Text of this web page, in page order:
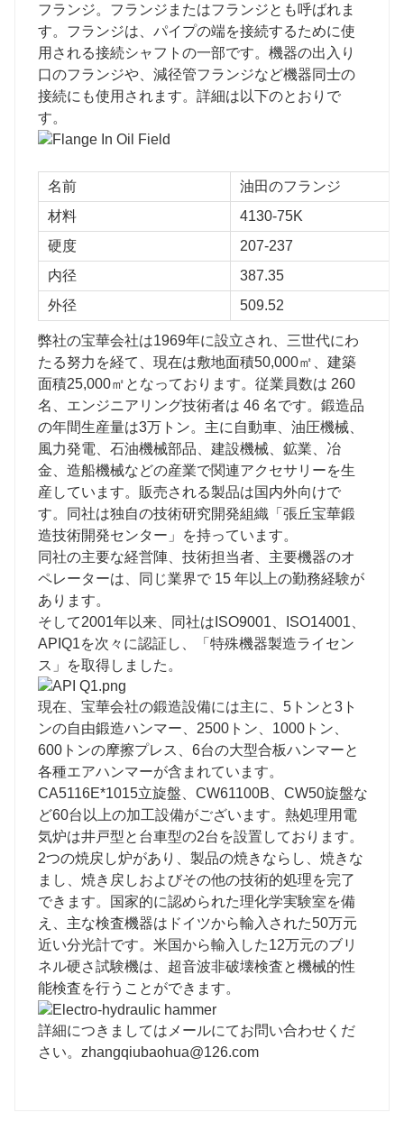
フランジ。フランジまたはフランジとも呼ばれま
す。フランジは、パイプの端を接続するために使
用される接続シャフトの一部です。機器の出入り
口のフランジや、減径管フランジなど機器同士の
接続にも使用されます。詳細は以下のとおりで
す。
名前
油田のフランジ
材料
4130-75K
硬度
207-237
内径
387.35
外径
509.52
弊社の宝華会社は1969年に設立され、三世代にわ
たる努力を経て、現在は敷地面積50,000㎡、建築
面積25,000㎡となっております。従業員数は 260
名、エンジニアリング技術者は 46 名です。鍛造品
の年間生産量は3万トン。主に自動車、油圧機械、
風力発電、石油機械部品、建設機械、鉱業、冶
金、造船機械などの産業で関連アクセサリーを生
産しています。販売される製品は国内外向けで
す。同社は独自の技術研究開発組織「張丘宝華鍛
造技術開発センター」を持っています。
同社の主要な経営陣、技術担当者、主要機器のオ
ペレーターは、同じ業界で 15 年以上の勤務経験が
あります。
そして2001年以来、同社はISO9001、ISO14001、
APIQ1を次々に認証し、「特殊機器製造ライセン
ス」を取得しました。
現在、宝華会社の鍛造設備には主に、5トンと3ト
ンの自由鍛造ハンマー、2500トン、1000トン、
600トンの摩擦プレス、6台の大型合板ハンマーと
各種エアハンマーが含まれています。
CA5116E*1015立旋盤、CW61100B、CW50旋盤な
ど60台以上の加工設備がございます。熱処理用電
気炉は井戸型と台車型の2台を設置しております。
2つの焼戻し炉があり、製品の焼きならし、焼きな
まし、焼き戻しおよびその他の技術的処理を完了
できます。国家的に認められた理化学実験室を備
え、主な検査機器はドイツから輸入された50万元
近い分光計です。米国から輸入した12万元のブリ
ネル硬さ試験機は、超音波非破壊検査と機械的性
能検査を行うことができます。
詳細につきましてはメールにてお問い合わせくだ
さい。 zhangqiubaohua@126.com